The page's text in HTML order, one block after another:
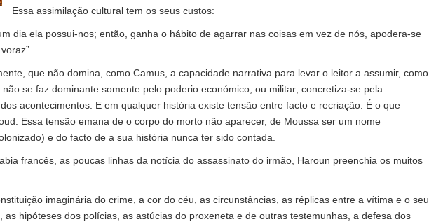
Essa assimilação cultural tem os seus custos:
dia ela possui-nos; então, ganha o hábito de agarrar nas coisas em vez de nós, apodera-se
que não domina, como Camus, a capacidade narrativa para levar o leitor a assumir, como
se faz dominante somente pelo poderio económico, ou militar; concretiza-se pela
acontecimentos. E em qualquer história existe tensão entre facto e recriação. É o que
Essa tensão emana de o corpo do morto não aparecer, de Moussa ser um nome
e do facto de a sua história nunca ter sido contada.
francês, as poucas linhas da notícia do assassinato do irmão, Haroun preenchia os muitos
imaginária do crime, a cor do céu, as circunstâncias, as réplicas entre a vítima e o seu
as hipóteses dos polícias, as astúcias do proxeneta e de outras testemunhas, a defesa dos